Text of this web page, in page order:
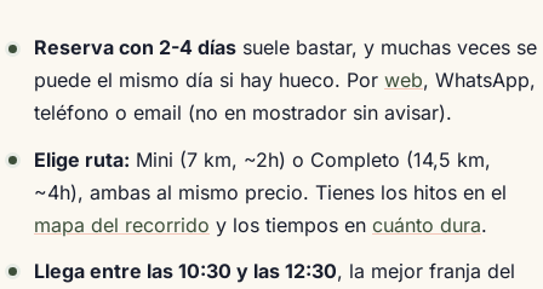
Reserva con 2-4 días suele bastar, y muchas veces se
puede el mismo día si hay hueco. Por web, WhatsApp,
teléfono o email (no en mostrador sin avisar).
Elige ruta: Mini (7 km, ~2h) o Completo (14,5 km,
~4h), ambas al mismo precio. Tienes los hitos en el
mapa del recorrido y los tiempos en cuánto dura.
Llega entre las 10:30 y las 12:30, la mejor franja del